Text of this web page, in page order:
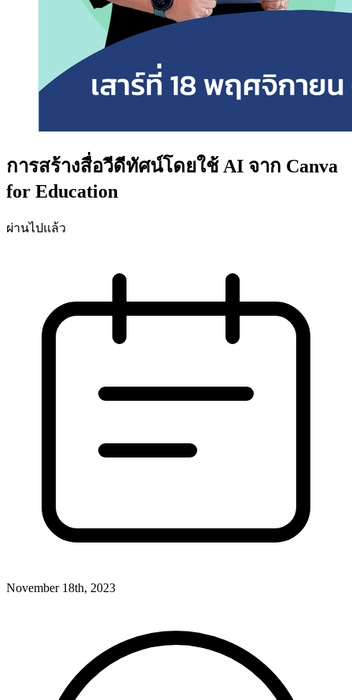
การสร้างสื่อวีดีทัศน์โดยใช้ AI จาก Canva
for Education
ผ่านไปแล้ว
November 18th, 2023